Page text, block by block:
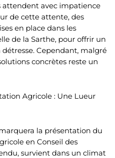
attendent avec impatience
de cette attente, des
en place dans les
de la Sarthe, pour offrir un
Cependant, malgré
concrètes reste un
Agricole : Une Lueur
la présentation du
en Conseil des
survient dans un climat